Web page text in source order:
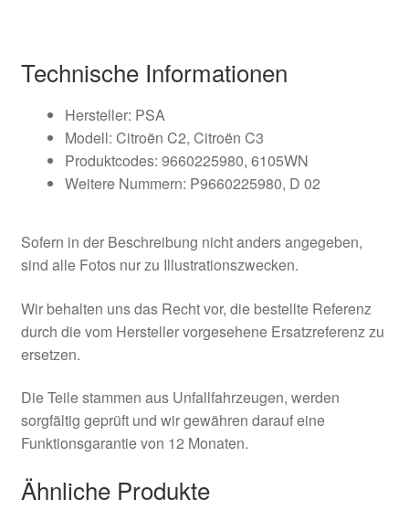
Technische Informationen
Hersteller: PSA
Modell: Citroën C2, Citroën C3
Produktcodes: 9660225980, 6105WN
Weitere Nummern: P9660225980, D 02
Sofern in der Beschreibung nicht anders angegeben,
sind alle Fotos nur zu Illustrationszwecken.
Wir behalten uns das Recht vor, die bestellte Referenz
durch die vom Hersteller vorgesehene Ersatzreferenz zu
ersetzen.
Die Teile stammen aus Unfallfahrzeugen, werden
sorgfältig geprüft und wir gewähren darauf eine
Funktionsgarantie von 12 Monaten.
Ähnliche Produkte